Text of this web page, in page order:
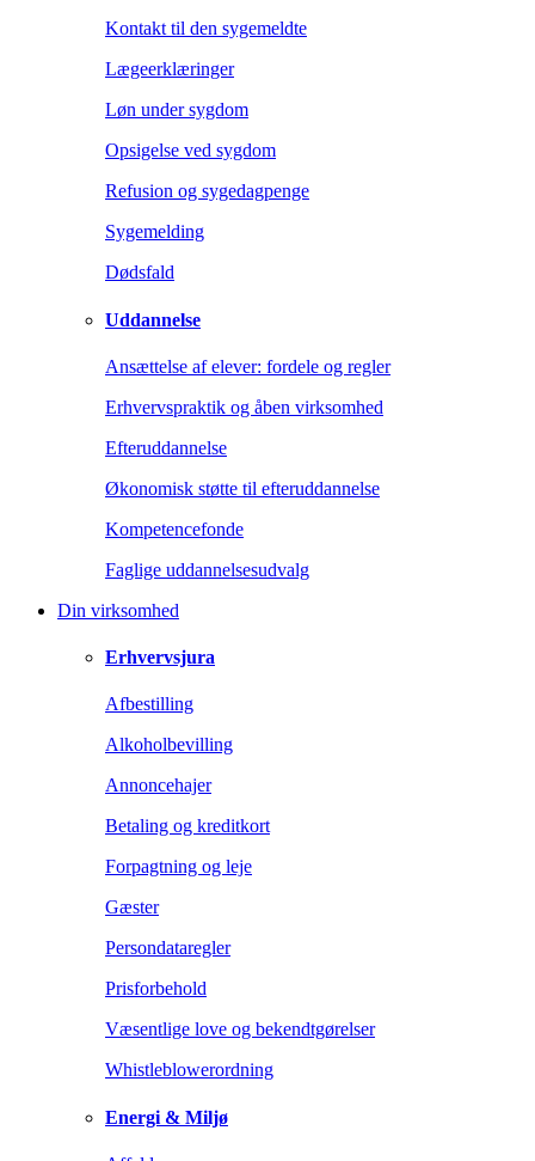
Kontakt til den sygemeldte
Lægeerklæringer
Løn under sygdom
Opsigelse ved sygdom
Refusion og sygedagpenge
Sygemelding
Dødsfald
Uddannelse
Ansættelse af elever: fordele og regler
Erhvervspraktik og åben virksomhed
Efteruddannelse
Økonomisk støtte til efteruddannelse
Kompetencefonde
Faglige uddannelsesudvalg
Din virksomhed
Erhvervsjura
Afbestilling
Alkoholbevilling
Annoncehajer
Betaling og kreditkort
Forpagtning og leje
Gæster
Persondataregler
Prisforbehold
Væsentlige love og bekendtgørelser
Whistleblowerordning
Energi & Miljø